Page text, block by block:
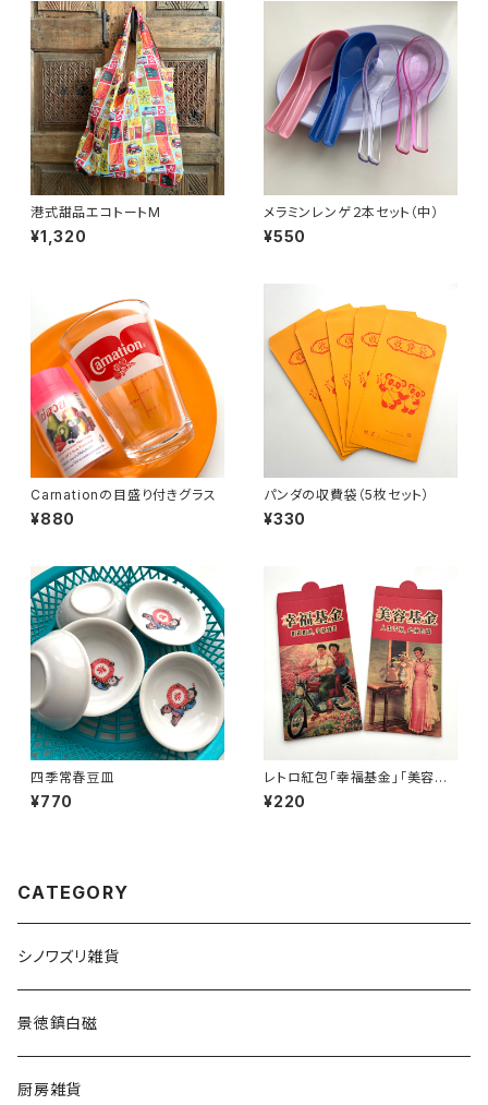
港式甜品エコトートM
¥1,320
メラミンレンゲ２本セット（中）
¥550
Carnationの目盛り付きグラス
¥880
パンダの収費袋（5枚セット）
¥330
四季常春豆皿
¥770
レトロ紅包「幸福基金」「美容基
金」セット
¥220
CATEGORY
シノワズリ雑貨
景徳鎮白磁
厨房雑貨